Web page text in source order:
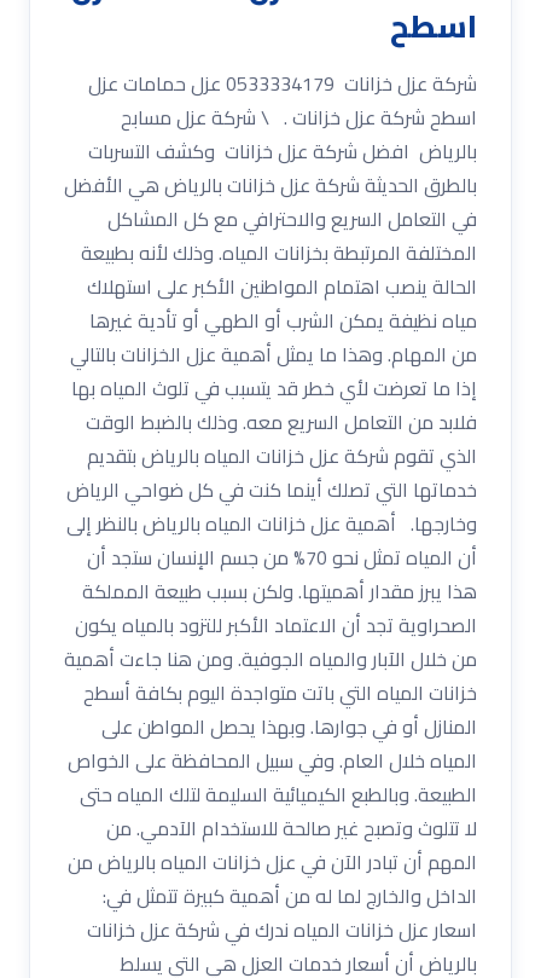
اسطح
شركة عزل خزانات 0533334179 عزل حمامات عزل
اسطح شركة عزل خزانات . \ شركة عزل مسابح
بالرياض افضل شركة عزل خزانات وكشف التسربات
بالطرق الحديثة شركة عزل خزانات بالرياض هي الأفضل
في التعامل السريع والاحترافي مع كل المشاكل
المختلفة المرتبطة بخزانات المياه. وذلك لأنه بطبيعة
الحالة ينصب اهتمام المواطنين الأكبر على استهلاك
مياه نظيفة يمكن الشرب أو الطهي أو تأدية غيرها
من المهام. وهذا ما يمثل أهمية عزل الخزانات بالتالي
إذا ما تعرضت لأي خطر قد يتسبب في تلوث المياه بها
فلابد من التعامل السريع معه. وذلك بالضبط الوقت
الذي تقوم شركة عزل خزانات المياه بالرياض بتقديم
خدماتها التي تصلك أينما كنت في كل ضواحي الرياض
وخارجها. أهمية عزل خزانات المياه بالرياض بالنظر إلى
أن المياه تمثل نحو 70% من جسم الإنسان ستجد أن
هذا يبرز مقدار أهميتها. ولكن بسبب طبيعة المملكة
الصحراوية تجد أن الاعتماد الأكبر للتزود بالمياه يكون
من خلال الآبار والمياه الجوفية. ومن هنا جاءت أهمية
خزانات المياه التي باتت متواجدة اليوم بكافة أسطح
المنازل أو في جوارها. وبهذا يحصل المواطن على
المياه خلال العام. وفي سبيل المحافظة على الخواص
الطبيعة. وبالطبع الكيميائية السليمة لتلك المياه حتى
لا تتلوث وتصبح غير صالحة للاستخدام الآدمي. من
المهم أن تبادر الآن في عزل خزانات المياه بالرياض من
الداخل والخارج لما له من أهمية كبيرة تتمثل في:
اسعار عزل خزانات المياه ندرك في شركة عزل خزانات
بالرياض أن أسعار خدمات العزل هي التي يسلط